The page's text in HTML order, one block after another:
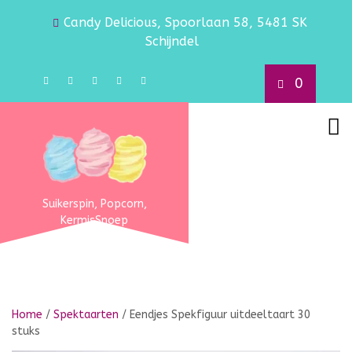
Candy Delicious, Spoorlaan 58, 5481 SK
Schijndel
0
Suikerspin, Popcorn,
KermisSnoep
Home / Spektaarten / Eendjes Spekfiguur uitdeeltaart 30
stuks